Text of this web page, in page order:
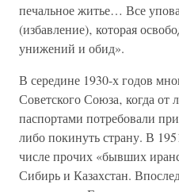
печальное житье… Все
(избавление)‚ которая
унижений и обид».
В середине 1930-х годов
Советского Союза‚ когда
паспортами потребовали
либо покинуть страну. В
числе прочих «бывших
Сибирь и Казахстан.